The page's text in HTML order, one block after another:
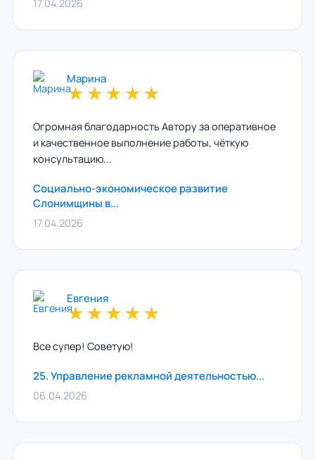
17.04.2026
Марина
★★★★★
Огромная благодарность Автору за оперативное
и качественное выполнение работы, чёткую
консультацию...
Социально-экономическое развитие
Слонимщины в...
17.04.2026
Евгения
★★★★★
Все супер! Советую!
25. Управление рекламной деятельностью...
06.04.2026